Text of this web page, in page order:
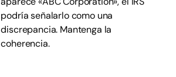
podría señalarlo como una
discrepancia. Mantenga la
coherencia.